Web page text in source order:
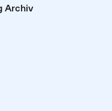
Archiv